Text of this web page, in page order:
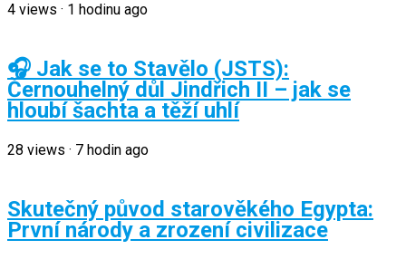
4 views · 1 hodinu ago
🎧 Jak se to Stavělo (JSTS):
Černouhelný důl Jindřich II – jak se
hloubí šachta a těží uhlí
28 views · 7 hodin ago
Skutečný původ starověkého Egypta:
První národy a zrození civilizace